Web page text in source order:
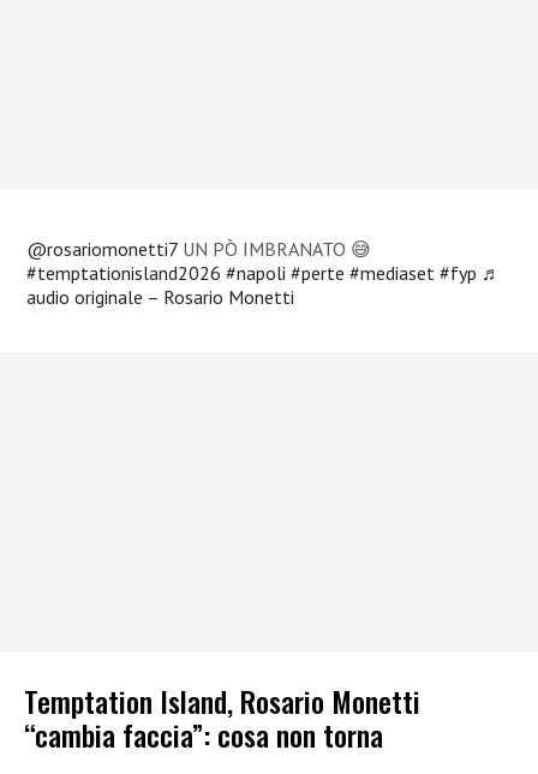
@rosariomonetti7 UN PÒ IMBRANATO 😅
#temptationisland2026 #napoli #perte #mediaset #fyp ♬
audio originale – Rosario Monetti
Temptation Island, Rosario Monetti
“cambia faccia”: cosa non torna